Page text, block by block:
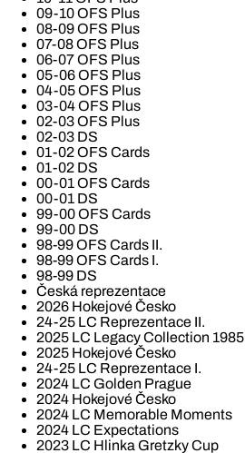
09-10 OFS Plus
08-09 OFS Plus
07-08 OFS Plus
06-07 OFS Plus
05-06 OFS Plus
04-05 OFS Plus
03-04 OFS Plus
02-03 OFS Plus
02-03 DS
01-02 OFS Cards
01-02 DS
00-01 OFS Cards
00-01 DS
99-00 OFS Cards
99-00 DS
98-99 OFS Cards II.
98-99 OFS Cards I.
98-99 DS
Česká reprezentace
2026 Hokejové Česko
24-25 LC Reprezentace II.
2025 LC Legacy Collection 1985
2025 Hokejové Česko
24-25 LC Reprezentace I.
2024 LC Golden Prague
2024 Hokejové Česko
2024 LC Memorable Moments
2024 LC Expectations
2023 LC Hlinka Gretzky Cup